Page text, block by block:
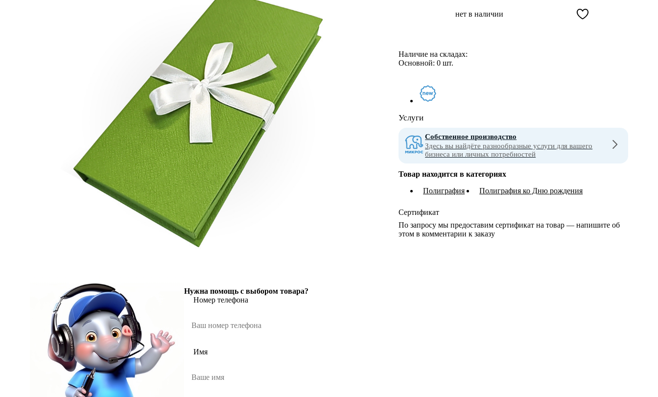
Нужна помощь с выбором товара?
Номер телефона
Имя
нет в наличии
Наличие на складах:
Основной:0 шт.
Услуги
Собственное производство
Здесь вы найдёте разнообразные услуги для вашего
бизнеса или личных потребностей
Товар находится в категориях
Полиграфия
Полиграфия ко Дню рождения
Сертификат
По запросу мы предоставим сертификат на товар — напишите об
этом в комментарии к заказу